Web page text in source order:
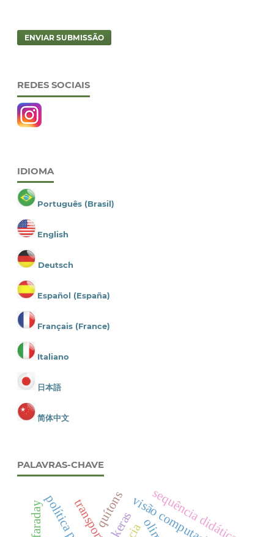
ENVIAR SUBMISSÃO
REDES SOCIAIS
IDIOMA
Português (Brasil)
English
Deutsch
Español (España)
Français (France)
Italiano
日本語
简体中文
PALAVRAS-CHAVE
quítons
keras sequência didática